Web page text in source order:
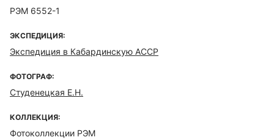
РЭМ 6552-1
ЭКСПЕДИЦИЯ:
Экспедиция в Кабардинскую АССР
ФОТОГРАФ:
Студенецкая Е.Н.
КОЛЛЕКЦИЯ:
Фотоколлекции РЭМ